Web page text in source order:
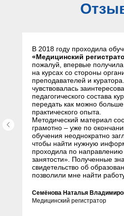
В 2018 году проходила
«Медицинский
пожалуй, впервые
на курсах со стороны
преподавателей и
чувствовалась
педагогического состава
передать как можно больше
практического опыта.
Методический материал
грамотно – уже по
обучения неоднократно
чтобы найти нужную
проходила по
занятости». Полученные
свидетельство об
позволили мне найти
Семёнова Наталья
Медицинский регистратор